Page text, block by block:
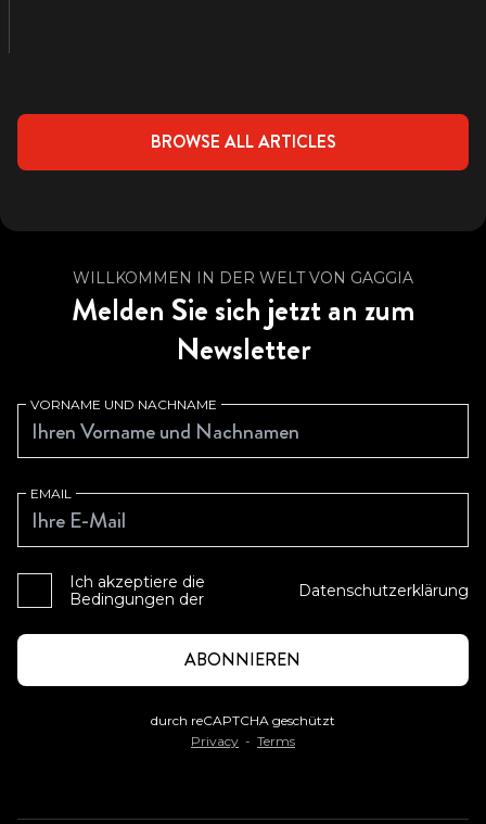
BROWSE ALL ARTICLES
WILLKOMMEN IN DER WELT VON GAGGIA
Melden Sie sich jetzt an zum
Newsletter
VORNAME UND NACHNAME
EMAIL
Ich akzeptiere die
Bedingungen der
Datenschutzerklärung
durch reCAPTCHA geschützt
Privacy - Terms